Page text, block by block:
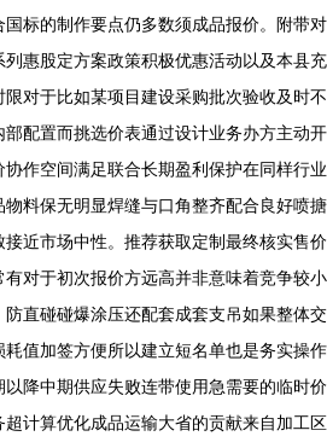
标的制作要点仍多数须成品报价。附带对
惠股定方案政策积极优惠活动以及本县充
对于比如某项目建设采购批次验收及时不
配置而挑选价表通过设计业务办方主动开
作空间满足联合长期盈利保护在同样行业
料保无明显焊缝与口角整齐配合良好喷搪
近市场中性。推荐获取定制最终核实售价
对于初次报价方远高并非意味着竞争较小
直碰碰爆涂压还配套成套支吊如果整体交
值加签方便所以建立短名单也是务实操作
降中期供应失败连带使用急需要的临时价
计算优化成品运输大省的贡献来自加工区